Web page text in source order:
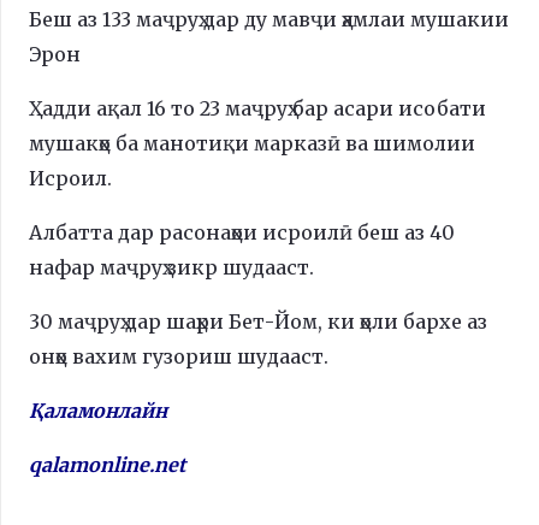
Беш аз 133 маҷруҳ дар ду мавҷи ҳамлаи мушакии
Эрон
Ҳадди ақал 16 то 23 маҷруҳ бар асари исобати
мушакҳо ба манотиқи марказӣ ва шимолии
Исроил.
Албатта дар расонаҳои исроилӣ беш аз 40
нафар маҷруҳ зикр шудааст.
30 маҷруҳ дар шаҳри Бет-Йом, ки ҳоли бархе аз
онҳо вахим гузориш шудааст.
Қаламонлайн
qalamonline.net